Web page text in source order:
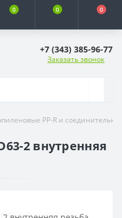
0 0 0
+7 (343) 385-96-77
Заказать звонок
PP-R и
2 внутренняя